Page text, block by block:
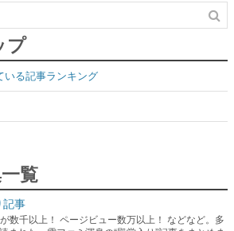
プ
いる記事ランキング
覧
記事
数千以上！ ページビュー数万以上！ などなど。多